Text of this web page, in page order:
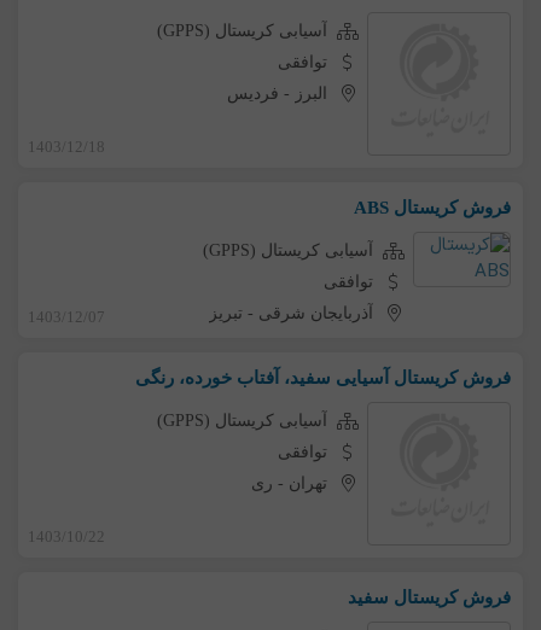
آسیابی کریستال (GPPS)
توافقی
البرز - فردیس
1403/12/18
فروش کریستال ABS
آسیابی کریستال (GPPS)
توافقی
آذربایجان شرقی - تبریز 1403/12/07
فروش کریستال آسیایی سفید، آفتاب خورده، رنگی
آسیابی کریستال (GPPS)
توافقی
تهران - ری
1403/10/22
فروش کریستال سفید